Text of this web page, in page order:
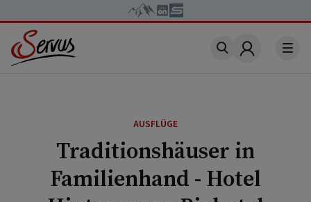
Account
AUSFLÜGE
Traditionshäuser in
Familienhand - Hotel